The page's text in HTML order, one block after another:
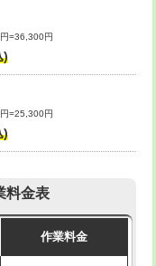
38,500円
33,000円
=36,300円
)
=25,300円
)
料金表
作業料金